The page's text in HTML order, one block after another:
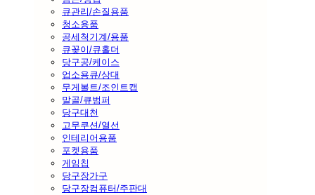
큐관리/손질용품
청소용품
공세척기계/용품
큐꽂이/큐홀더
당구공/케이스
업소용큐/상대
무게볼트/조인트캡
말골/큐범퍼
당구대천
고무쿠션/열선
인테리어용품
포켓용품
게임칩
당구장가구
당구장컴퓨터/주판대